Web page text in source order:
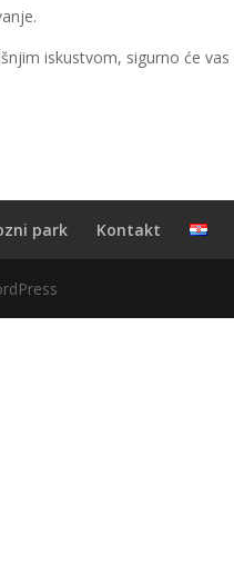
iskustvom, sigurno će
park Kontakt